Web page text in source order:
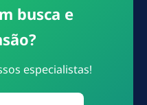
busca e
especialistas!